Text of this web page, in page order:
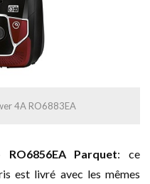
4A RO6883EA
Parquet: ce
est livré avec les mêmes